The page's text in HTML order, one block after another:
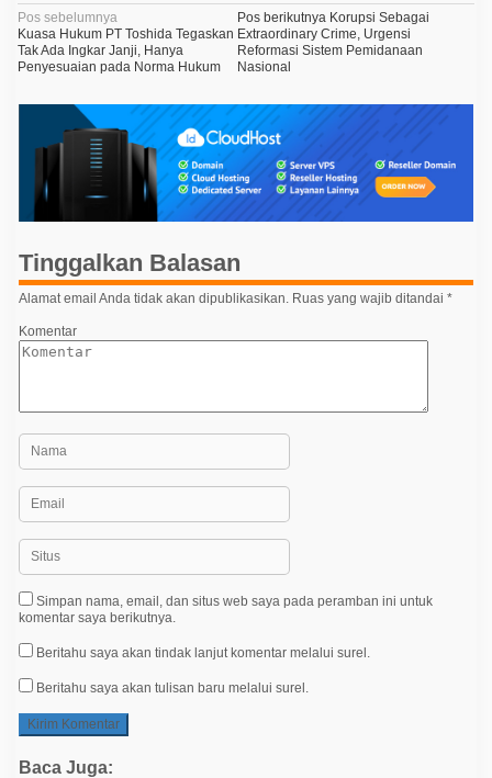
N
a
v
i
i
p
o
s
Pos sebelumnya
Kuasa Hukum PT Toshida Tegaskan
Tak Ada Ingkar Janji, Hanya
Penyesuaian pada Norma Hukum
Pos berikutnyaKorupsi Sebagai
Extraordinary Crime, Urgensi
Reformasi Sistem Pemidanaan
Nasional
Tinggalkan Balasan
Alamat email Anda tidak akan dipublikasikan. Ruas yang wajib ditandai *
Komentar
Simpan nama, email, dan situs web saya pada peramban ini untuk
komentar saya berikutnya.
Beritahu saya akan tindak lanjut komentar melalui surel.
Beritahu saya akan tulisan baru melalui surel.
Baca Juga: